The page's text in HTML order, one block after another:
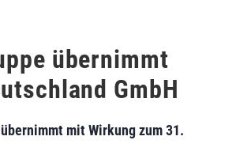
übernimmt
GmbH
mit Wirkung zum 31.